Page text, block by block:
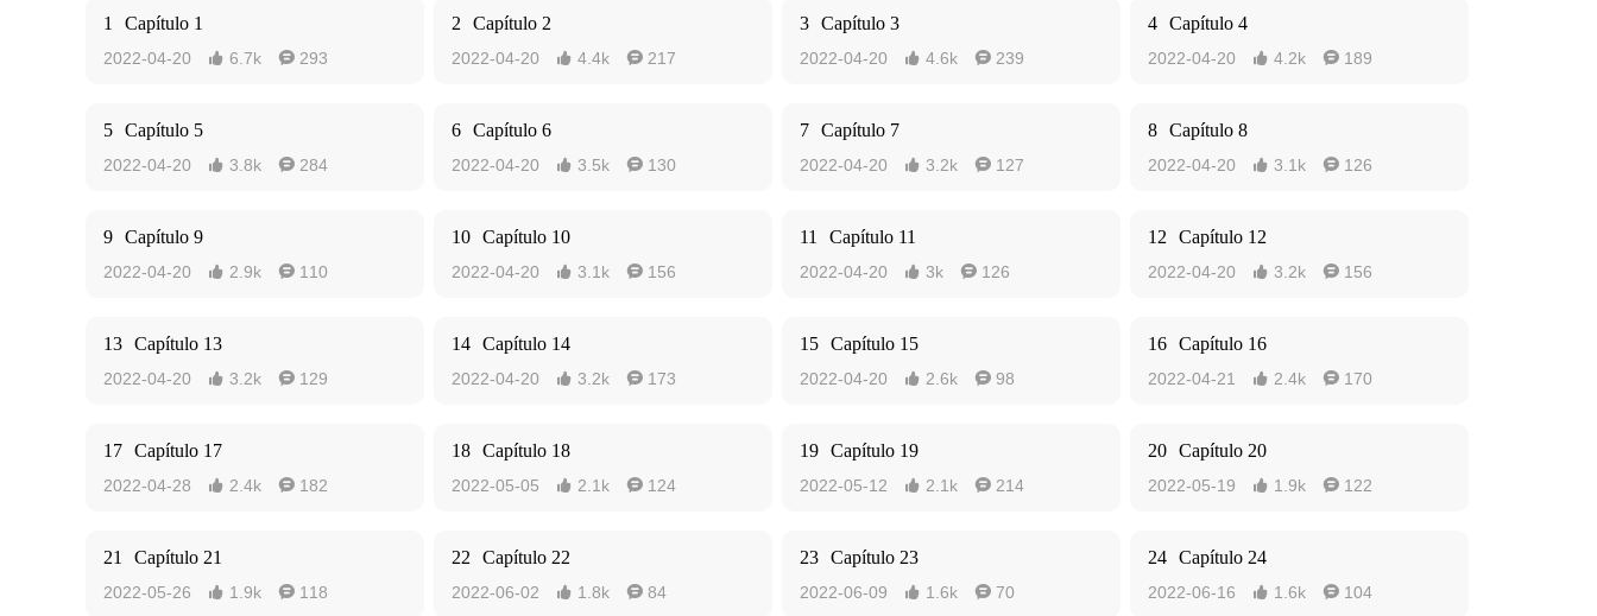
1 Capítulo 1
2022-04-20  6.7k  293
2 Capítulo 2
2022-04-20  4.4k  217
3 Capítulo 3
2022-04-20  4.6k  239
4 Capítulo 4
2022-04-20  4.2k  189
5 Capítulo 5
2022-04-20  3.8k  284
6 Capítulo 6
2022-04-20  3.5k  130
7 Capítulo 7
2022-04-20  3.2k  127
8 Capítulo 8
2022-04-20  3.1k  126
9 Capítulo 9
2022-04-20  2.9k  110
10 Capítulo 10
2022-04-20  3.1k  156
11 Capítulo 11
2022-04-20  3k  126
12 Capítulo 12
2022-04-20  3.2k  156
13 Capítulo 13
2022-04-20  3.2k  129
14 Capítulo 14
2022-04-20  3.2k  173
15 Capítulo 15
2022-04-20  2.6k  98
16 Capítulo 16
2022-04-21  2.4k  170
17 Capítulo 17
2022-04-28  2.4k  182
18 Capítulo 18
2022-05-05  2.1k  124
19 Capítulo 19
2022-05-12  2.1k  214
20 Capítulo 20
2022-05-19  1.9k  122
21 Capítulo 21
2022-05-26  1.9k  118
22 Capítulo 22
2022-06-02  1.8k  84
23 Capítulo 23
2022-06-09  1.6k  70
24 Capítulo 24
2022-06-16  1.6k  104